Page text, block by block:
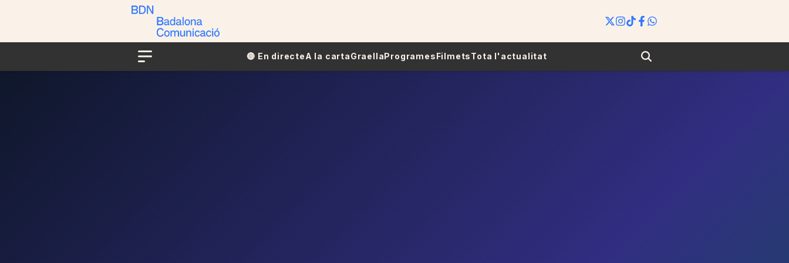
Menu
🔴​​ En directeA la cartaGraellaProgramesFilmetsTota l'actualitat Search